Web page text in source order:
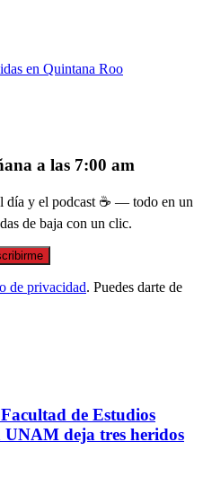
en Quintana Roo
a las 7:00 am
día y el podcast ☕ — todo en un
de baja con un clic.
de privacidad. Puedes darte de
de Estudios
UNAM deja tres heridos